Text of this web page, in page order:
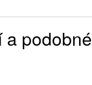
podobné